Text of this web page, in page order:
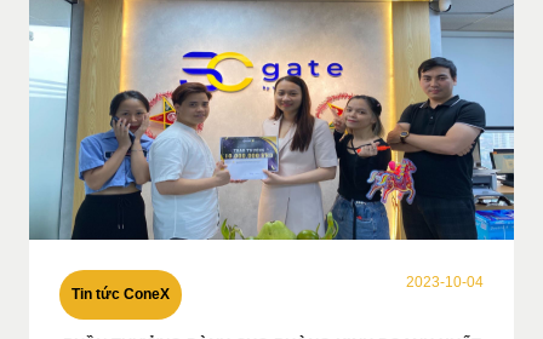
Tin tức ConeX
2023-10-04